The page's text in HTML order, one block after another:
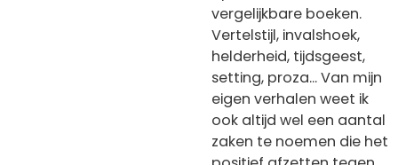
vergelijkbare boeken.
Vertelstijl, invalshoek,
helderheid, tijdsgeest,
setting, proza... Van mijn
eigen verhalen weet ik
ook altijd wel een aantal
zaken te noemen die het